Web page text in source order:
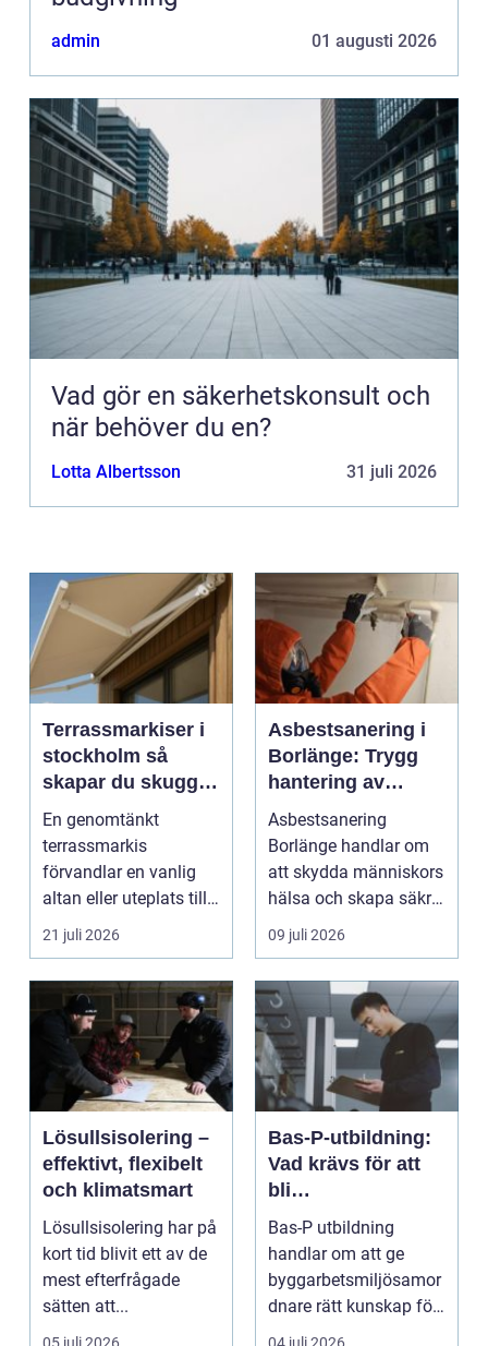
admin 01 augusti 2026
Vad gör en säkerhetskonsult och
när behöver du en?
Lotta Albertsson 31 juli 2026
Terrassmarkiser i
stockholm så
skapar du skugga,
stil och komfort på
uteplatsen
En genomtänkt
terrassmarkis
förvandlar en vanlig
altan eller uteplats till
ett extra rum under
somma...
21 juli 2026
Asbestsanering i
Borlänge: Trygg
hantering av
farliga fibrer
Asbestsanering
Borlänge handlar om
att skydda människors
hälsa och skapa säkra
m...
09 juli 2026
Lösullsisolering –
effektivt, flexibelt
och klimatsmart
Lösullsisolering har på
kort tid blivit ett av de
mest efterfrågade
sätten att...
Bas-P-utbildning:
Vad krävs för att
bli
byggarbetsmiljösa
mordnare?
Bas-P utbildning
handlar om att ge
byggarbetsmiljösamor
dnare rätt kunskap för
att pla...